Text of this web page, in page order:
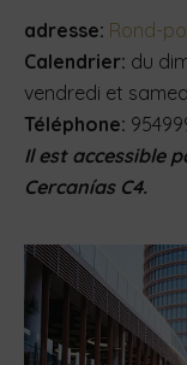
adresse: Rond-
Calendrier: du
vendredi et
Téléphone:
Il est accessible
Cercanías C4.